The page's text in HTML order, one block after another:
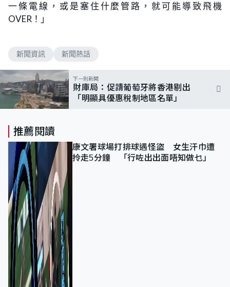
一條電線，或是塞住什麼管路，就可能導致飛機
OVER！」
新聞資訊 新聞熱話
下一則新聞
財庫局：促請葡萄牙將香港剔出
「明顯具優惠稅制地區名單」
推薦閱讀
康文署球場打排球遇怪盜 女生汗巾遭
拎走5分鐘 「行咗出出面唔知做乜」